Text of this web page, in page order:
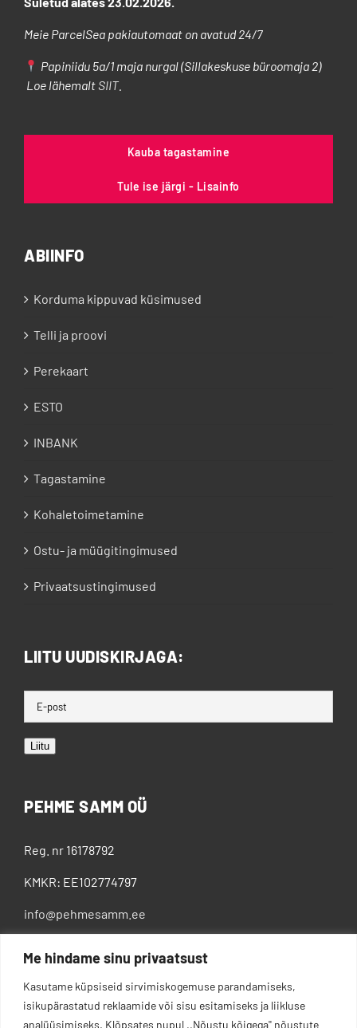
Me hindame sinu privaatsust
Kasutame küpsiseid sirvimiskogemuse parandamiseks,
isikupärastatud reklaamide või sisu esitamiseks ja liikluse
analüüsimiseks. Klõpsates nupul ,,Nõustu kõigega'' nõustute
Meie ParcelSea pakiautomaat on avatud 24/7
Papiniidu 5a/1 maja nurgal (Sillakeskuse büroomaja 2)
Loe lähemaltSIIT.
Kauba tagastamine
Tule ise järgi - Lisainfo
ABIINFO
Korduma kippuvad küsimused
Telli ja proovi
Perekaart
ESTO
INBANK
Tagastamine
Kohaletoimetamine
Ostu- ja müügitingimused
Privaatsustingimused
LIITU UUDISKIRJAGA:
Liitu
PEHME SAMM OÜ
Reg. nr 16178792
KMKR: EE102774797
info@pehmesamm.ee